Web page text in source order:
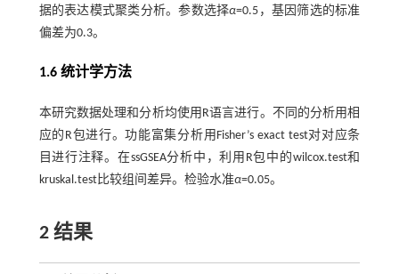
据的表达模式聚类分析。参数选择α=0.5，基因筛选的标准
偏差为0.3。
1.6 统计学方法
本研究数据处理和分析均使用R语言进行。不同的分析用相
应的R包进行。功能富集分析用Fisher’s exact test对对应条
目进行注释。在ssGSEA分析中，利用R包中的wilcox.test和
kruskal.test比较组间差异。检验水准α=0.05。
2 结果